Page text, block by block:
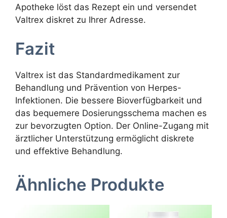
Apotheke löst das Rezept ein und versendet
Valtrex diskret zu Ihrer Adresse.
Fazit
Valtrex ist das Standardmedikament zur
Behandlung und Prävention von Herpes-
Infektionen. Die bessere Bioverfügbarkeit und
das bequemere Dosierungsschema machen es
zur bevorzugten Option. Der Online-Zugang mit
ärztlicher Unterstützung ermöglicht diskrete
und effektive Behandlung.
Ähnliche Produkte